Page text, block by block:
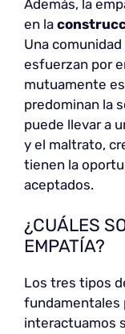
Además, la
en la
Una
esfuerzan por
mutuamente
predominan la
puede llevar a
y el maltrato,
tienen la
aceptados.
¿CUÁLES
EMPATÍA?
Los tres tipos
fundamentales
interactuamos